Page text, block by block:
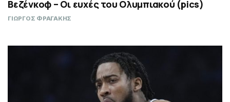
Βεζένκοφ – Οι ευχές του Ολυμπιακού (pics)
ΓΙΩΡΓΟΣ ΦΡΑΓΑΚΗΣ